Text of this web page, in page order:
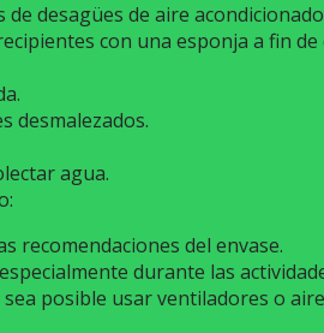
desagües de aire
con una esponja a fin
desmalezados.
agua.
recomendaciones del envase.
durante las
posible usar ventiladores o